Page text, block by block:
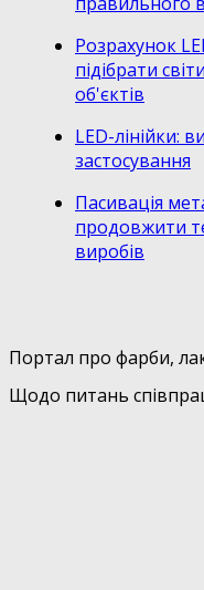
Розрахунок
підібрати
об'єктів
LED-лінійки:
застосування
Пасивація
продовжити
виробів
Портал про фарби,
Щодо питань